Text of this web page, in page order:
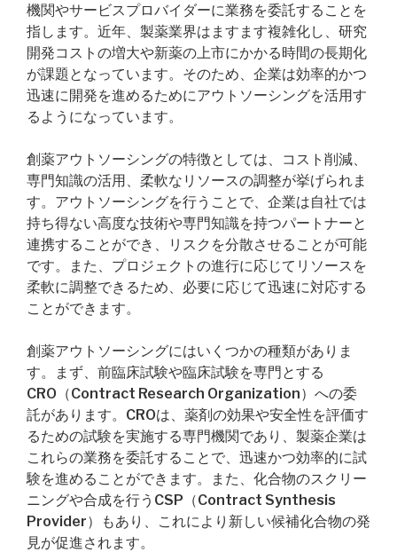
機関やサービスプロバイダーに業務を委託することを
指します。近年、製薬業界はますます複雑化し、研究
開発コストの増大や新薬の上市にかかる時間の長期化
が課題となっています。そのため、企業は効率的かつ
迅速に開発を進めるためにアウトソーシングを活用す
るようになっています。
創薬アウトソーシングの特徴としては、コスト削減、
専門知識の活用、柔軟なリソースの調整が挙げられま
す。アウトソーシングを行うことで、企業は自社では
持ち得ない高度な技術や専門知識を持つパートナーと
連携することができ、リスクを分散させることが可能
です。また、プロジェクトの進行に応じてリソースを
柔軟に調整できるため、必要に応じて迅速に対応する
ことができます。
創薬アウトソーシングにはいくつかの種類がありま
す。まず、前臨床試験や臨床試験を専門とする
CRO（Contract Research Organization）への委
託があります。CROは、薬剤の効果や安全性を評価す
るための試験を実施する専門機関であり、製薬企業は
これらの業務を委託することで、迅速かつ効率的に試
験を進めることができます。また、化合物のスクリー
ニングや合成を行うCSP（Contract Synthesis
Provider）もあり、これにより新しい候補化合物の発
見が促進されます。